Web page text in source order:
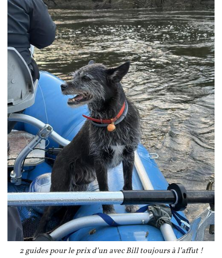
Légende
2 guides pour le prix d’un avec Bill toujours à l’affut !